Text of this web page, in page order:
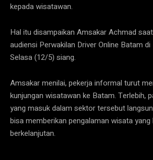
kepada wisatawan.
Hal itu disampaikan Amsakar Achmad
audiensi Perwakilan Driver Online Batam
Selasa (12/5) siang.
Amsakar menilai, pekerja informal turut
kunjungan wisatawan ke Batam. Terlebih,
yang masuk dalam sektor tersebut
bisa memberikan pengalaman wisata yang
berkelanjutan.